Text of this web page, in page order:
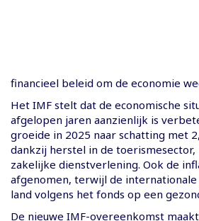
financieel beleid om de economie
Het IMF stelt dat de economische
afgelopen jaren aanzienlijk is
groeide in 2025 naar schatting met
dankzij herstel in de
zakelijke dienstverlening. Ook de
afgenomen, terwijl de
land volgens het fonds op een
De nieuwe IMF-overeenkomst